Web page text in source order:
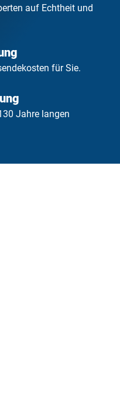
auf Echtheit und
für Sie.
Jahre langen